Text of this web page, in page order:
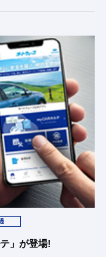
」が登場!